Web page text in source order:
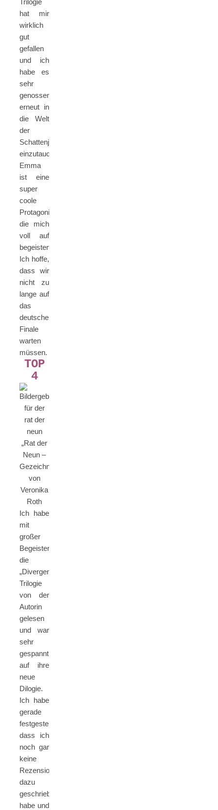
hat mir
wirklich
gut
gefallen
und ich
habe es
sehr
genossen,
erneut in
die Welt
der
Schattenjäger
einzutauchen.
Emma
ist eine
super
coole
Protagonistin,
die mich
voll auf
begeistert.
Ich hoffe,
dass wir
nicht zu
lange auf
das
deutsche
Finale
warten
müssen.
TOP
4
„Rat der
Neun –
Gezeichnet“
von
Veronika
Roth
Ich habe
mit
großer
Begeisterung
die
„Divergent“-
Trilogie
von der
Autorin
gelesen
und war
sehr
gespannt
auf ihre
neue
Dilogie.
Ich habe
gerade
festgestellt,
dass ich
noch gar
keine
Rezension
dazu
geschrieben
habe und